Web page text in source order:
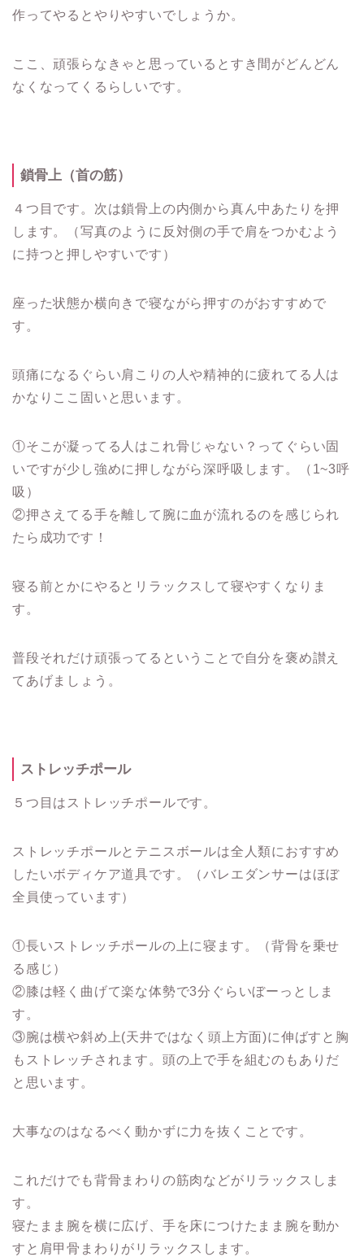
作ってやるとやりやすいでしょうか。
ここ、頑張らなきゃと思っているとすき間がどんどん
なくなってくるらしいです。
鎖骨上（首の筋）
４つ目です。次は鎖骨上の内側から真ん中あたりを押
します。（写真のように反対側の手で肩をつかむよう
に持つと押しやすいです）
座った状態か横向きで寝ながら押すのがおすすめで
す。
頭痛になるぐらい肩こりの人や精神的に疲れてる人は
かなりここ固いと思います。
①そこが凝ってる人はこれ骨じゃない？ってぐらい固
いですが少し強めに押しながら深呼吸します。（1~3呼
吸）
②押さえてる手を離して腕に血が流れるのを感じられ
たら成功です！
寝る前とかにやるとリラックスして寝やすくなりま
す。
普段それだけ頑張ってるということで自分を褒め讃え
てあげましょう。
ストレッチポール
５つ目はストレッチポールです。
ストレッチポールとテニスボールは全人類におすすめ
したいボディケア道具です。（バレエダンサーはほぼ
全員使っています）
①長いストレッチポールの上に寝ます。（背骨を乗せ
る感じ）
②膝は軽く曲げて楽な体勢で3分ぐらいぼーっとしま
す。
③腕は横や斜め上(天井ではなく頭上方面)に伸ばすと胸
もストレッチされます。頭の上で手を組むのもありだ
と思います。
大事なのはなるべく動かずに力を抜くことです。
これだけでも背骨まわりの筋肉などがリラックスしま
す。
寝たまま腕を横に広げ、手を床につけたまま腕を動か
すと肩甲骨まわりがリラックスします。